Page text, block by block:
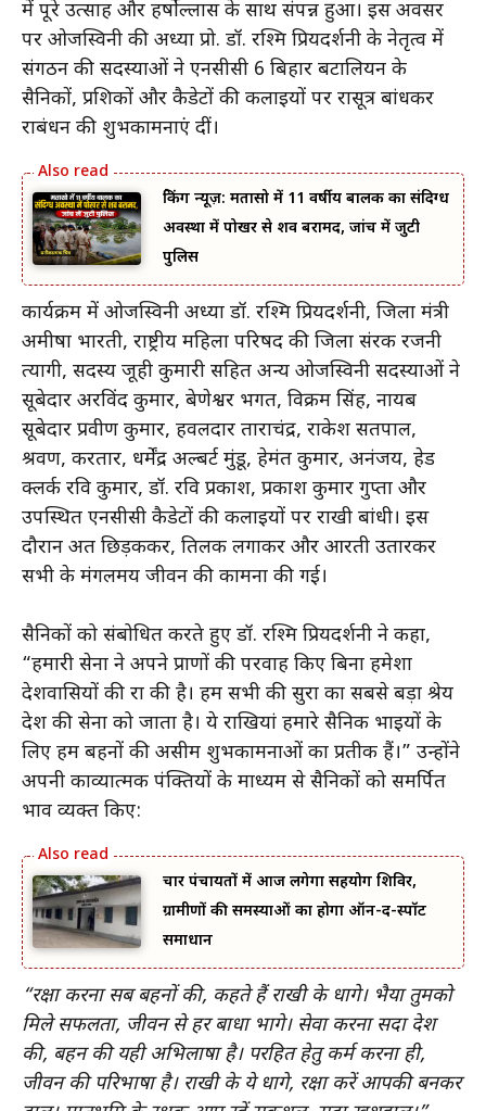
में पूरे उत्साह और हर्षोल्लास के साथ संपन्न हुआ। इस अवसर
पर ओजस्विनी की अध्यक्षा प्रो. डॉ. रश्मि प्रियदर्शनी के नेतृत्व में
संगठन की सदस्याओं ने एनसीसी 6 बिहार बटालियन के
सैनिकों, प्रशिक्षकों और कैडेटों की कलाइयों पर रक्षासूत्र बांधकर
रक्षाबंधन की शुभकामनाएं दीं।
ब्रेकिंग न्यूज़: मतासो में 11 वर्षीय बालक का संदिग्ध
अवस्था में पोखर से शव बरामद, जांच में जुटी
पुलिस
कार्यक्रम में ओजस्विनी अध्यक्षा डॉ. रश्मि प्रियदर्शनी, जिला मंत्री
अमीषा भारती, राष्ट्रीय महिला परिषद की जिला संरक्षक रजनी
त्यागी, सदस्य जूही कुमारी सहित अन्य ओजस्विनी सदस्याओं ने
सूबेदार अरविंद कुमार, बेणेश्वर भगत, विक्रम सिंह, नायब
सूबेदार प्रवीण कुमार, हवलदार ताराचंद्र, राकेश सतपाल,
श्रवण, करतार, धर्मेंद्र अल्बर्ट मुंडू, हेमंत कुमार, अनंजय, हेड
क्लर्क रवि कुमार, डॉ. रवि प्रकाश, प्रकाश कुमार गुप्ता और
उपस्थित एनसीसी कैडेटों की कलाइयों पर राखी बांधी। इस
दौरान अक्षत छिड़ककर, तिलक लगाकर और आरती उतारकर
सभी के मंगलमय जीवन की कामना की गई।
सैनिकों को संबोधित करते हुए डॉ. रश्मि प्रियदर्शनी ने कहा,
“हमारी सेना ने अपने प्राणों की परवाह किए बिना हमेशा
देशवासियों की रक्षा की है। हम सभी की सुरक्षा का सबसे बड़ा श्रेय
देश की सेना को जाता है। ये राखियां हमारे सैनिक भाइयों के
लिए हम बहनों की असीम शुभकामनाओं का प्रतीक हैं।” उन्होंने
अपनी काव्यात्मक पंक्तियों के माध्यम से सैनिकों को समर्पित
भाव व्यक्त किए:
चार पंचायतों में आज लगेगा सहयोग शिविर,
ग्रामीणों की समस्याओं का होगा ऑन-द-स्पॉट
समाधान
“रक्षा करना सब बहनों की, कहते हैं राखी के धागे। भैया तुमको
मिले सफलता, जीवन से हर बाधा भागे। सेवा करना सदा देश
की, बहन की यही अभिलाषा है। परहित हेतु कर्म करना ही,
जीवन की परिभाषा है। राखी के ये धागे, रक्षा करें आपकी बनकर